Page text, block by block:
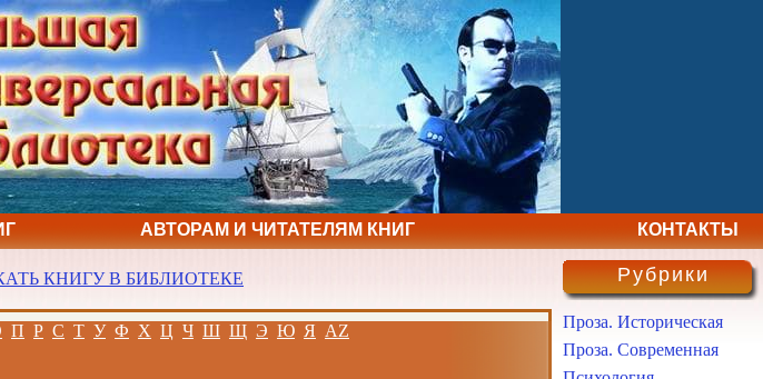
АВТОРАМ И ЧИТАТЕЛЯМ КНИГ КОНТАКТЫ
КНИГУ В БИБЛИОТЕКЕ
П Р С Т У Ф Х Ц Ч Ш Щ Э Ю Я AZ
Рубрики
Проза. Историческая
Проза. Современная